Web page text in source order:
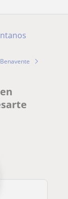
Benavente